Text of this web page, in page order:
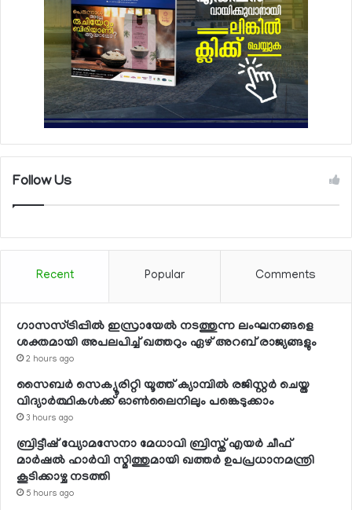
Follow Us
Recent Popular Comments
ഗാസസ്ട്രിപ്പില്‍ ഇസ്രായേല്‍ നടത്തുന്ന ലംഘനങ്ങളെ
ശക്തമായി അപലപിച്ച് ഖത്തറും ഏഴ് അറബ് രാജ്യങ്ങളും
2 hours ago
സൈബര്‍ സെക്യൂരിറ്റി യൂത്ത് ക്യാമ്പില്‍ രജിസ്റ്റര്‍ ചെയ്ത
വിദ്യാര്‍ത്ഥികള്‍ക്ക് ഓണ്‍ലൈനിലും പങ്കെടുക്കാം
3 hours ago
ബ്രിട്ടീഷ് വ്യോമസേനാ മേധാവി ബ്രിസ്ത് എയര്‍ ചീഫ്
മാര്‍ഷല്‍ ഹാര്‍വി സ്മിത്തുമായി ഖത്തര്‍ ഉപപ്രധാനമന്ത്രി
കൂടിക്കാഴ്ച നടത്തി
5 hours ago